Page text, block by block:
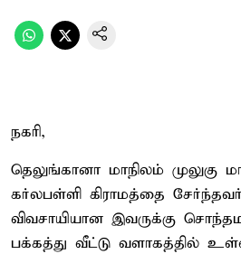
நகரி,
தெலுங்கானா மாநிலம் முலுகு
கர்லபள்ளி கிராமத்தை
விவசாயியான இவருக்கு
பக்கத்து வீட்டு வளாகத்தில்